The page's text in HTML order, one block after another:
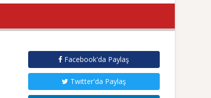
Facebook'da Paylaş
Twitter'da Paylaş